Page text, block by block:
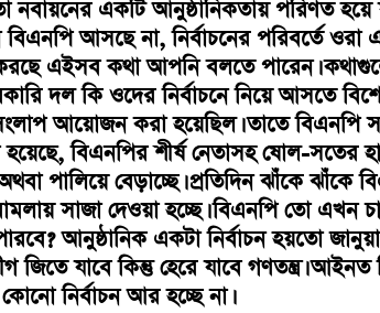
নবায়নের একটি আনুষ্ঠানিকতায় পরিণত হয়ে
বিএনপি আসছে না, নির্বাচনের পরিবর্তে
এইসব কথা আপনি বলতে পারেন।
দল কি ওদের নির্বাচনে নিয়ে আসতে
আয়োজন করা হয়েছিল। তাতে বিএনপি
বিএনপির শীর্ষ নেতাসহ ষোল-সতের
পালিয়ে বেড়াচ্ছে। প্রতিদিন ঝাঁকে ঝাঁকে
সাজা দেওয়া হচ্ছে। বিএনপি তো এখন
আনুষ্ঠানিক একটা নির্বাচন হয়তো
জিতে যাবে কিন্তু হেরে যাবে গণতন্ত্র। আইনত
নির্বাচন আর হচ্ছে না।